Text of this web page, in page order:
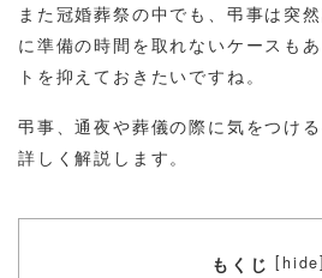
また冠婚葬祭の中でも、弔事は突
に準備の時間を取れないケースも
トを抑えておきたいですね。
弔事、通夜や葬儀の際に気をつけ
詳しく解説します。
もくじ [hide]